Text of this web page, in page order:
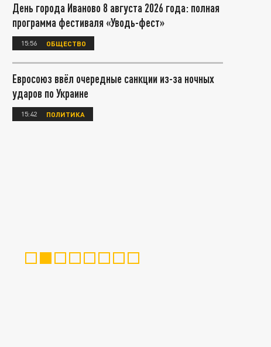
День города Иваново 8 августа 2026 года: полная
программа фестиваля «Уводь-фест»
15:56 ОБЩЕСТВО
Евросоюз ввёл очередные санкции из-за ночных
ударов по Украине
15:42 ПОЛИТИКА